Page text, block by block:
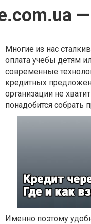
Многие из нас
оплата учебы детям
современные
кредитных
организации не
понадобится
Именно поэтому